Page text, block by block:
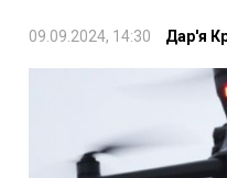
09.09.2024, 14:30 Дар'я